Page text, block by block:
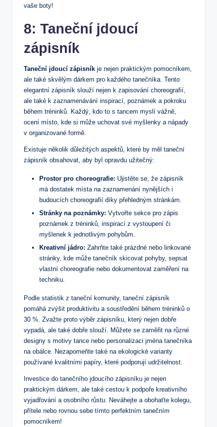
vaše boty!
8: Taneční jdoucí
zápisník
Taneční jdoucí zápisník je nejen praktickým pomocníkem,
ale také skvělým dárkem pro každého tanečníka. Tento
elegantní zápisník slouží nejen k zapisování choreografií,
ale také k zaznamenávání inspirací, poznámek a pokroku
během tréninků. Každý, kdo to s tancem myslí vážně,
ocení místo, kde si může uchovat své myšlenky a nápady
v organizované formě.
Existuje několik důležitých aspektů, které by měl taneční
zápisník obsahovat, aby byl opravdu užitečný:
Prostor pro choreografie: Ujistěte se, že zápisník
má dostatek místa na zaznamenání nynějších i
budoucích choreografií díky přehledným stránkám.
Stránky na poznámky: Vytvořte sekce pro zápis
poznámek z tréninků, inspirací z vystoupení či
myšlenek k jednotlivým pohybům.
Kreativní jádro: Zahrňte také prázdné nebo linkované
stránky, kde může tanečník skicovat pohyby, sepsat
vlastní choreografie nebo dokumentovat zaměření na
techniku.
Podle statistik z taneční komunity, taneční zápisník
pomáhá zvýšit produktivitu a soustředění během tréninků o
30 %. Zvažte proto výběr zápisníku, který nejen dobře
vypadá, ale také dobře slouží. Můžete se zaměřit na různé
designy s motivy tance nebo personalizaci jména tanečníka
na obálce. Nezapomeňte také na ekologické varianty
používané kvalitními papíry, které podporují udržitelnost.
Investice do tanečního jdoucího zápisníku je nejen
praktickým dárkem, ale také cestou k podpoře kreativního
vyjadřování a osobního růstu. Neváhejte a obohaťte kolegu,
přítele nebo rovnou sebe tímto perfektním tanečním
pomocníkem!